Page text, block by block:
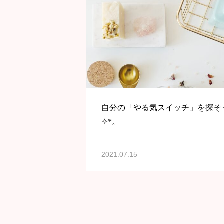
自分の「やる気スイッチ」を探そ
✧*。
2021.07.15